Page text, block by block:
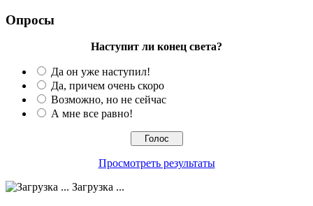
Опросы
Наступит ли конец света?
Да он уже наступил!
Да, причем очень скоро
Возможно, но не сейчас
А мне все равно!
Просмотреть результаты
Загрузка ...